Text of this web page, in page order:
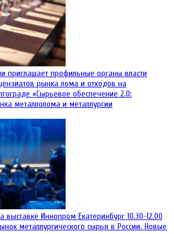
приглашает профильные органы власти
рынка лома и отходов на
«Сырьевое обеспечение 2.0:
металлолома и металлургии
выставке Иннопром Екатеринбург 10.30-12.00
металлургического сырья в России. Новые